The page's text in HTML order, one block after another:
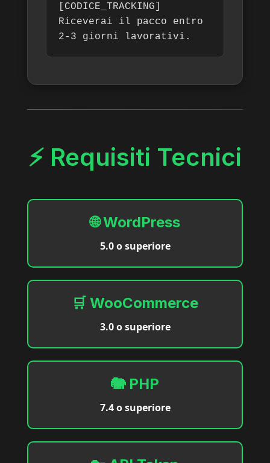
[CODICE_TRACKING]
Riceverai il pacco entro
2-3 giorni lavorativi.
⚡ Requisiti Tecnici
🌐 WordPress
5.0 o superiore
🛒 WooCommerce
3.0 o superiore
🐘 PHP
7.4 o superiore